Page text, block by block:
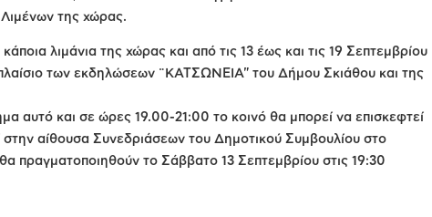
της χώρας.
λιμάνια της χώρας και από τις 13 έως και τις 19 Σεπτεμβρίου
των εκδηλώσεων ¨ΚΑΤΣΩΝΕΙΑ" του Δήμου Σκιάθου και της
αυτό και σε ώρες 19.00-21:00 το κοινό θα μπορεί να επισκεφτεί
αίθουσα Συνεδριάσεων του Δημοτικού Συμβουλίου στο
πραγματοποιηθούν το Σάββατο 13 Σεπτεμβρίου στις 19:30